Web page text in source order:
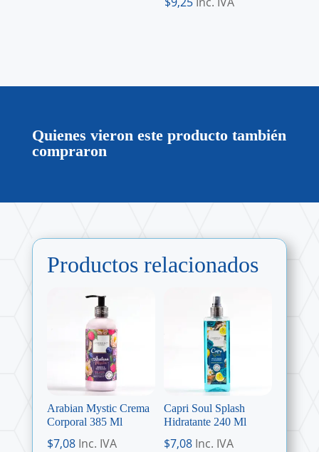
Quienes vieron este producto también
compraron
Productos relacionados
Arabian Mystic Crema
Corporal 385 Ml
$7,08 Inc. IVA
Capri Soul Splash
Hidratante 240 Ml
$7,08 Inc. IVA